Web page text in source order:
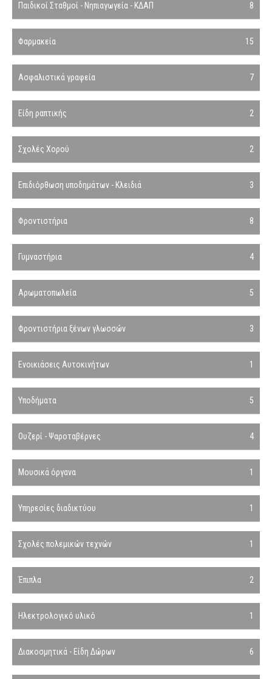
Παιδικοί Σταθμοί - Νηπιαγωγεία - ΚΔΑΠ 8
Φαρμακεία 15
Ασφαλιστικά γραφεία 7
Είδη ραπτικής 2
Σχολές Χορού 2
Επιδιόρθωση υποδημάτων - Κλειδιά 3
Φροντιστήρια 8
Γυμναστήρια 4
Αρωματοπωλεία 5
Φροντιστήρια ξένων γλωσσών 3
Ενοικιάσεις Αυτοκινήτων 1
Υποδήματα 5
Ουζερί - Ψαροταβέρνες 4
Μουσικά όργανα 1
Υπηρεσίες διαδικτύου 1
Σχολές πολεμικών τεχνών 1
Έπιπλα 2
Ηλεκτρολογικό υλικό 1
Διακοσμητικά - Είδη Δώρων 6